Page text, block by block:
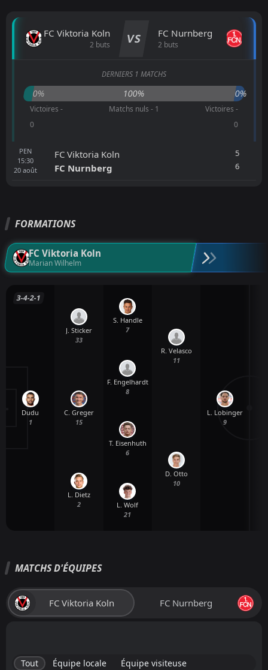
FC Viktoria Koln
2 buts VS FC Nurnberg
2 buts
DERNIERS 1 MATCHS
0% 100% 0%
Victoires -
0
Matchs nuls - 1
Victoires -
0
PEN
15:30
20 août
FC Viktoria Koln
FC Nurnberg
5
6
FORMATIONS
FC Viktoria Koln
Marian Wilhelm
3-4-2-1
Dudu
1
L. Dietz
2
C. Greger
15
J. Sticker
33
L. Wolf
21
T. Eisenhuth
6
F. Engelhardt
8
S. Handle
7
D. Otto
10
R. Velasco
11
L. Lobinger
9
MATCHS D'ÉQUIPES
FC Viktoria Koln FC Nurnberg
Tout Équipe locale Équipe visiteuse